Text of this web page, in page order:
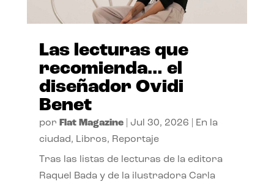
Las lecturas que
recomienda… el
diseñador Ovidi
Benet
por Flat Magazine| Jul 30, 2026
En la
ciudad, Libros, Reportaje
Tras las listas de lecturas de la editora
Raquel Bada y de la ilustradora Carla